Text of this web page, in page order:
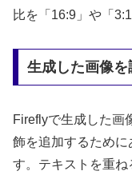
比を「16:9」や「
生成した画像を
Fireflyで生成した画
飾を追加するために
す。テキストを重